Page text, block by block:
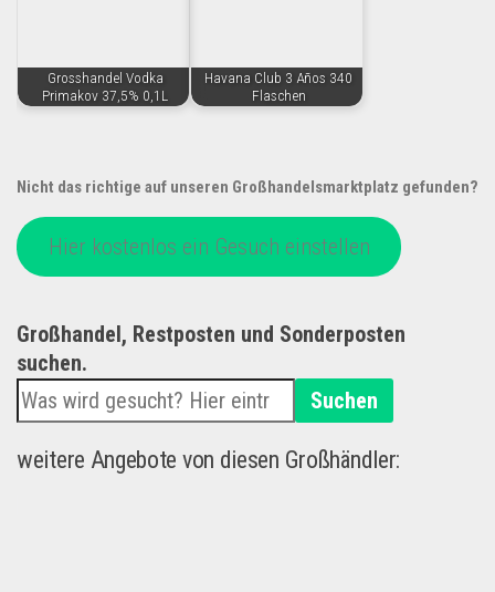
Grosshandel Vodka
Primakov 37,5% 0,1L
Havana Club 3 Años 340
Flaschen
Nicht das richtige auf unseren Großhandelsmarktplatz gefunden?
Hier kostenlos ein Gesuch einstellen
Großhandel, Restposten und Sonderposten
suchen.
Suchen
weitere Angebote von diesen Großhändler: